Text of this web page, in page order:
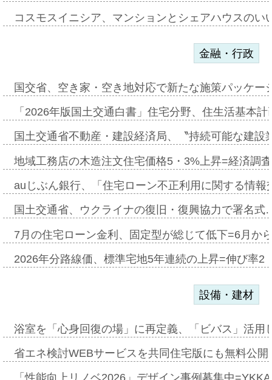
コスモスイニシア、マンションとシェアハウスの
金融・行政
国交省、空き家・空き地対応で新たな施策パッケ
「2026年版国土交通白書」住宅分野、住生活基本
国土交通省不動産・建設経済局、〝持続可能な建
地域工務店の木造注文住宅価格5・3%上昇=経済調
auじぶん銀行、「住宅ローン不正利用に関する情
国土交通省、ウクライナの復旧・復興協力で署名
7月の住宅ローン金利、固定型が総じて低下=6月か
2026年分路線価、標準宅地5年連続の上昇=伸び率
設備・建材
浴室を「心身回復の場」に再定義、「ビバス」活
省エネ検討WEBサービスを共同住宅版にも無料公